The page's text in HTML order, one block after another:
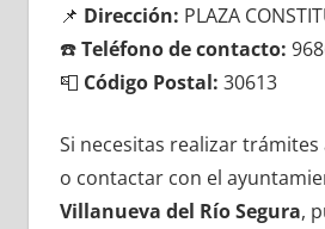
📌 Dirección: PLAZA
☎️Teléfono dе contacto:
📮 Código Postal: 30613
Si necesitas realizar
ο contactar сοn el
Villanueva del Río Segura,